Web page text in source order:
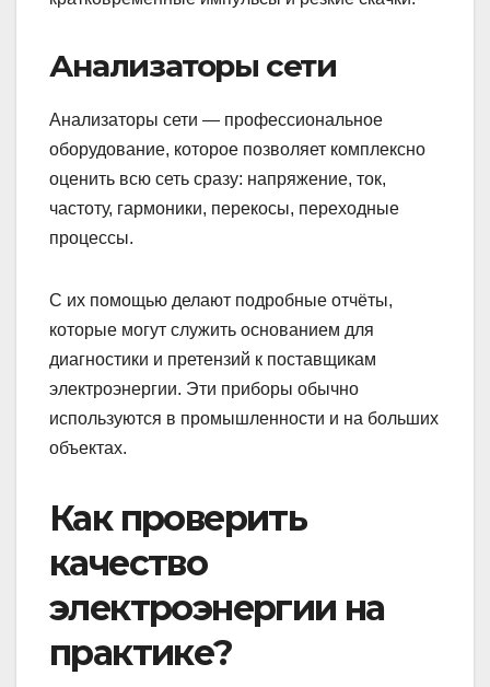
Анализаторы сети
Анализаторы сети — профессиональное
оборудование, которое позволяет комплексно
оценить всю сеть сразу: напряжение, ток,
частоту, гармоники, перекосы, переходные
процессы.
С их помощью делают подробные отчёты,
которые могут служить основанием для
диагностики и претензий к поставщикам
электроэнергии. Эти приборы обычно
используются в промышленности и на больших
объектах.
Как проверить
качество
электроэнергии на
практике?